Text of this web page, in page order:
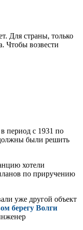
Для страны, только
Чтобы возвести
период с 1931 по
были решить
хотели
по приручению
уже другой объект
берегу Волги